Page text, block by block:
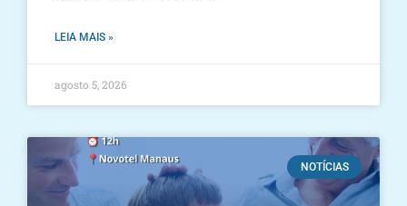
LEIA MAIS »
agosto 5, 2026
NOTÍCIAS